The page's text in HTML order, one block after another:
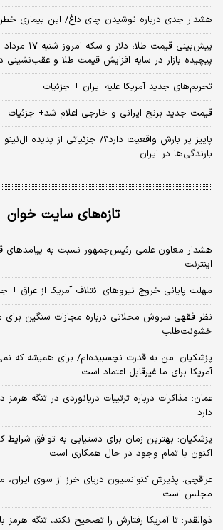
هشدار جدی درباره نوشیدن چای داغ/ این بیماری
پیچیده بازار در سایه افزایش قیمت طلا و عقب‌نشینی
تحریم‌های جدید آمریکا علیه ایران + جزئیات
قیمت جدید برنج ایرانی و خارجی اعلام شد+ جزئیات
پاییز پر بارش واقعیت دارد؟/ جزئیاتی از پدیده ال‌نینو
بارندگی‌ها در ایران
تازه‌های سایت خوان
هشدار معاون علمی رئیس‌جمهور نسبت به پیامدهای
اینترنت
مهلت پایانی خروج نیروهای ائتلاف آمریکا از عراق +
نظر فقهی سروش محلاتی درباره مجازات سنگین برای
خشونت‌طلب
پزشکیان: من به قدرت نچسبیده‌ام/ برای همیشه که
آمریکا برای ما غیرقابل اعتماد است
عمان: مذاکرات درباره ترتیبات دریانوردی در تنگه
دارد
پزشکیان‌: بهترین زمان برای دستیابی به توافق
اکنون با تمام وجود در حال همکاری است
عراقچی: پذیرش کنوانسیون دریای خرز از سوی
مجلس است
ذوالقدر: تا آمریکا رفتارش را تصحیح نکند، تنگه هرمز